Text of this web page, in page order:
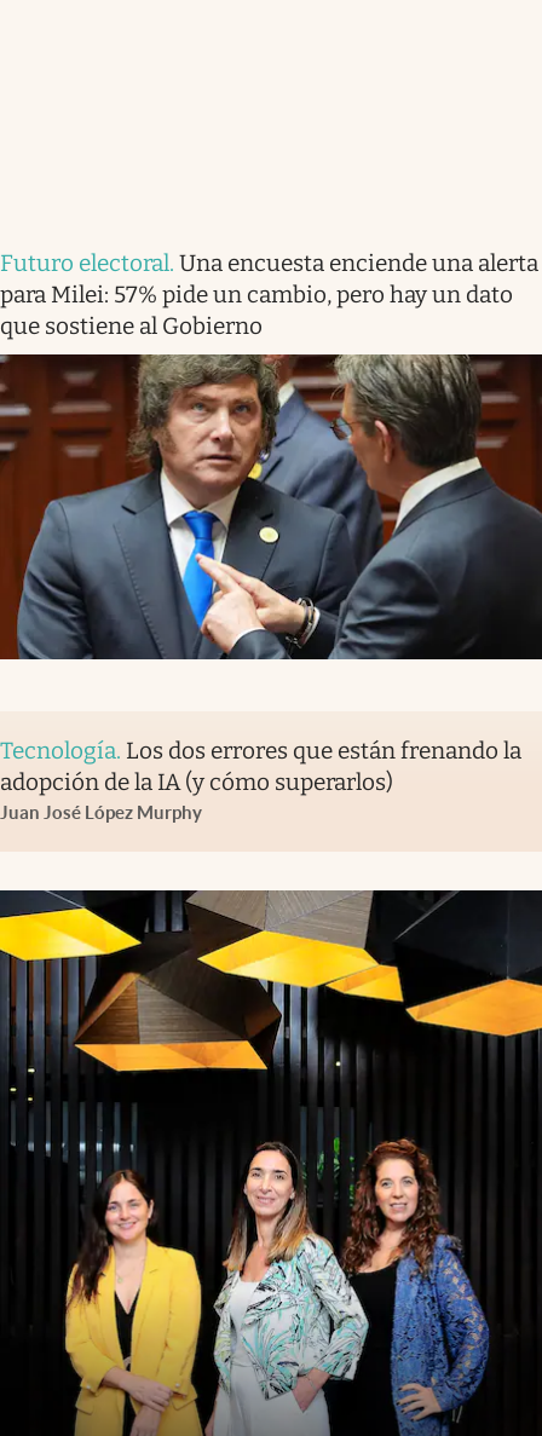
Futuro electoral. Una encuesta enciende una alerta
para Milei: 57% pide un cambio, pero hay un dato
que sostiene al Gobierno
Tecnología. Los dos errores que están frenando la
adopción de la IA (y cómo superarlos)
Juan José López Murphy